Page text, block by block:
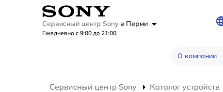
Сервисный центр Sony в Перми
Ежедневно с 9:00 до 21:00
О компании
Сервисный центр Sony Каталог устройств